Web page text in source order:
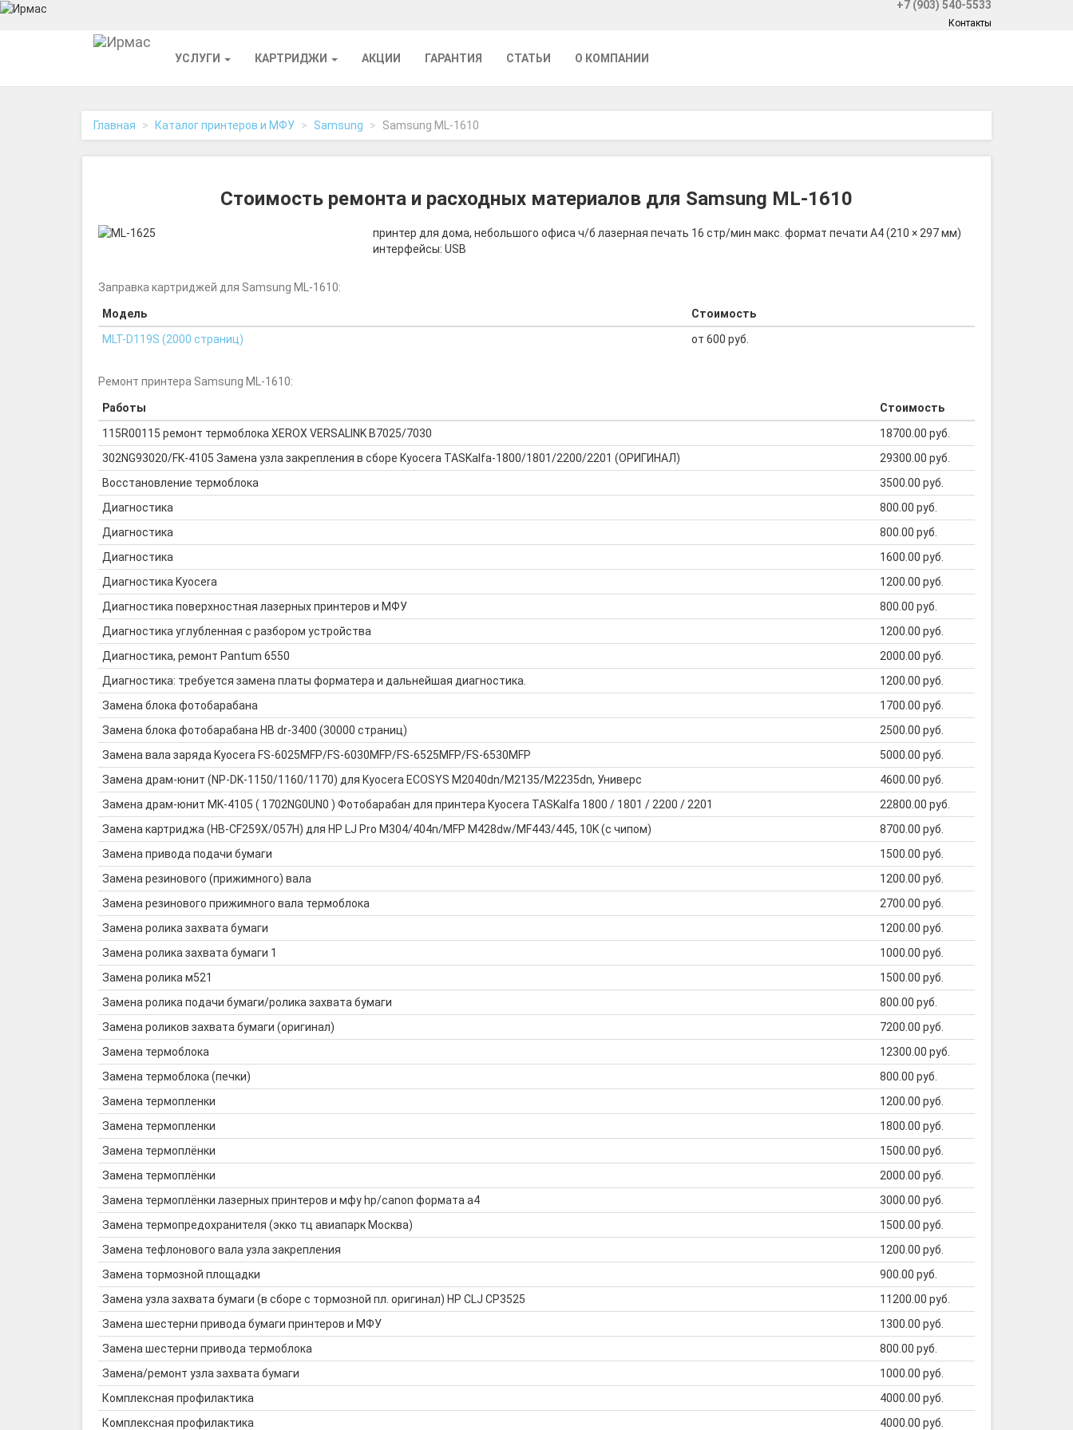
+7 (903) 540-5533
Контакты
УСЛУГИ КАРТРИДЖИ АКЦИИ ГАРАНТИЯ СТАТЬИ О КОМПАНИИ
Главная Каталог принтеров и МФУ Samsung Samsung ML-1610
Стоимость ремонта и расходных материалов для Samsung ML-1610
принтер для дома, небольшого офиса ч/б лазерная печать 16 стр/мин макс. формат печати A4 (210 × 297 мм)
интерфейсы: USB
Заправка картриджей для Samsung ML-1610:
Модель
Стоимость
MLT-D119S (2000 страниц)
от 600 руб.
Ремонт принтера Samsung ML-1610:
Работы
Стоимость
115R00115 ремонт термоблока XEROX VERSALINK B7025/7030
18700.00 руб.
302NG93020/FK-4105 Замена узла закрепления в сборе Kyocera TASKalfa-1800/1801/2200/2201 (ОРИГИНАЛ)
29300.00 руб.
Восстановление термоблока
3500.00 руб.
Диагностика
800.00 руб.
Диагностика
800.00 руб.
Диагностика
1600.00 руб.
Диагностика Kyocera
1200.00 руб.
Диагностика поверхностная лазерных принтеров и МФУ
800.00 руб.
Диагностика углубленная с разбором устройства
1200.00 руб.
Диагностика, ремонт Pantum 6550
2000.00 руб.
Диагностика: требуется замена платы форматера и дальнейшая диагностика.
1200.00 руб.
Замена блока фотобарабана
1700.00 руб.
Замена блока фотобарабана HB dr-3400 (30000 страниц)
2500.00 руб.
Замена вала заряда Kyocera FS-6025MFP/FS-6030MFP/FS-6525MFP/FS-6530MFP
5000.00 руб.
Замена драм-юнит (NP-DK-1150/1160/1170) для Kyocera ECOSYS M2040dn/M2135/M2235dn, Универс
4600.00 руб.
Замена драм-юнит MK-4105 ( 1702NG0UN0 ) Фотобарабан для принтера Kyocera TASKalfa 1800 / 1801 / 2200 / 2201
22800.00 руб.
Замена картриджа (HB-CF259X/057H) для HP LJ Pro M304/404n/MFP M428dw/MF443/445, 10K (с чипом)
8700.00 руб.
Замена привода подачи бумаги
1500.00 руб.
Замена резинового (прижимного) вала
1200.00 руб.
Замена резинового прижимного вала термоблока
2700.00 руб.
Замена ролика захвата бумаги
1200.00 руб.
Замена ролика захвата бумаги 1
1000.00 руб.
Замена ролика м521
1500.00 руб.
Замена ролика подачи бумаги/ролика захвата бумаги
800.00 руб.
Замена роликов захвата бумаги (оригинал)
7200.00 руб.
Замена термоблока
12300.00 руб.
Замена термоблока (печки)
800.00 руб.
Замена термопленки
1200.00 руб.
Замена термопленки
1800.00 руб.
Замена термоплёнки
1500.00 руб.
Замена термоплёнки
2000.00 руб.
Замена термоплёнки лазерных принтеров и мфу hp/canon формата а4
3000.00 руб.
Замена термопредохранителя (экко тц авиапарк Москва)
1500.00 руб.
Замена тефлонового вала узла закрепления
1200.00 руб.
Замена тормозной площадки
900.00 руб.
Замена узла захвата бумаги (в сборе с тормозной пл. оригинал) HP CLJ CP3525
11200.00 руб.
Замена шестерни привода бумаги принтеров и МФУ
1300.00 руб.
Замена шестерни привода термоблока
800.00 руб.
Замена/ремонт узла захвата бумаги
1000.00 руб.
Комплексная профилактика
4000.00 руб.
Комплексная профилактика
4000.00 руб.